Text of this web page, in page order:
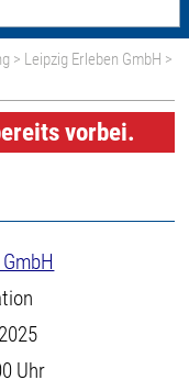
> Leipzig Erleben GmbH >
vorbei.
Uhr